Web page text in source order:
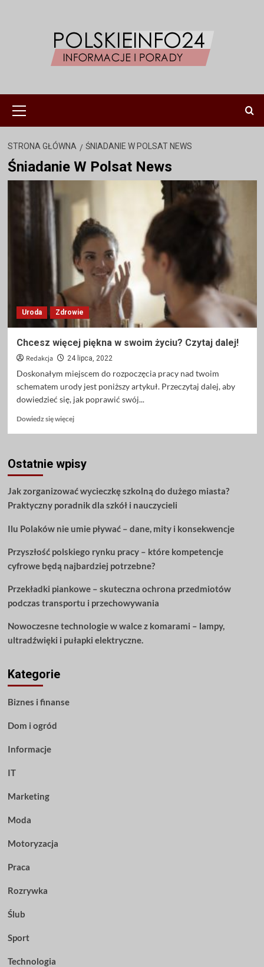
główne
STRONA GŁÓWNA ŚNIADANIE W POLSAT NEWS
Śniadanie W Polsat News
Uroda Zdrowie
Chcesz więcej piękna w swoim życiu? Czytaj dalej!
Redakcja 24 lipca, 2022
Doskonałym miejscem do rozpoczęcia pracy nad twoim
schematem urody jest poniższy artykuł. Przeczytaj dalej, aby
dowiedzieć się, jak poprawić swój...
Dowiedz się więcejDowiedz
Chcesz
więcej
w
swoim
Czytaj
Ostatnie wpisy
Jak zorganizować wycieczkę szkolną do dużego miasta?
Praktyczny poradnik dla szkół i nauczycieli
Ilu Polaków nie umie pływać – dane, mity i konsekwencje
Przyszłość polskiego rynku pracy – które kompetencje
cyfrowe będą najbardziej potrzebne?
Przekładki piankowe – skuteczna ochrona przedmiotów
podczas transportu i przechowywania
Nowoczesne technologie w walce z komarami – lampy,
ultradźwięki i pułapki elektryczne.
Kategorie
Biznes i finanse
Dom i ogród
Informacje
IT
Marketing
Moda
Motoryzacja
Praca
Rozrywka
Ślub
Sport
Technologia